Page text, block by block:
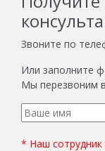
Звоните по
Или заполните
Мы перезвоним
* Наш